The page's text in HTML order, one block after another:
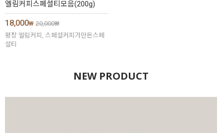
엘림커피스페셜티모음(200g)
18,000₩ 20,000₩
평창 엘림커피, 스페셜커피가만든스페
셜티
NEW PRODUCT